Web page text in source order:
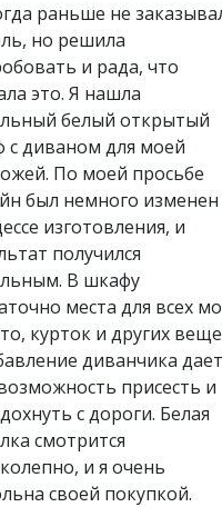
раньше не
но решила
и рада, что
это. Я нашла
белый открытый
с диваном для моей
По моей просьбе
был немного изменен
изготовления, и
получился
В шкафу
места для всех
курток и других
диванчика дает
присесть и
с дороги. Белая
смотрится
и я очень
своей покупкой.